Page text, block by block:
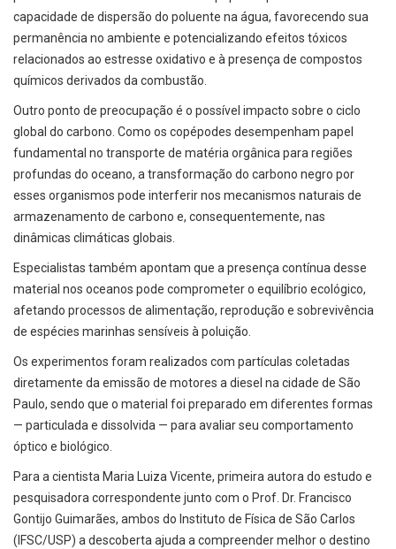
capacidade de dispersão do poluente na água, favorecendo sua
permanência no ambiente e potencializando efeitos tóxicos
relacionados ao estresse oxidativo e à presença de compostos
químicos derivados da combustão.
Outro ponto de preocupação é o possível impacto sobre o ciclo
global do carbono. Como os copépodes desempenham papel
fundamental no transporte de matéria orgânica para regiões
profundas do oceano, a transformação do carbono negro por
esses organismos pode interferir nos mecanismos naturais de
armazenamento de carbono e, consequentemente, nas
dinâmicas climáticas globais.
Especialistas também apontam que a presença contínua desse
material nos oceanos pode comprometer o equilíbrio ecológico,
afetando processos de alimentação, reprodução e sobrevivência
de espécies marinhas sensíveis à poluição.
Os experimentos foram realizados com partículas coletadas
diretamente da emissão de motores a diesel na cidade de São
Paulo, sendo que o material foi preparado em diferentes formas
— particulada e dissolvida — para avaliar seu comportamento
óptico e biológico.
Para a cientista Maria Luiza Vicente, primeira autora do estudo e
pesquisadora correspondente junto com o Prof. Dr. Francisco
Gontijo Guimarães, ambos do Instituto de Física de São Carlos
(IFSC/USP) a descoberta ajuda a compreender melhor o destino